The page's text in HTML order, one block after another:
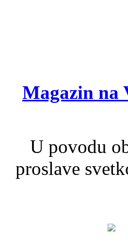
Magazin na
U povodu
proslave